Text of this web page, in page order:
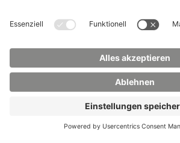
ImpressumBarrierefreiheit